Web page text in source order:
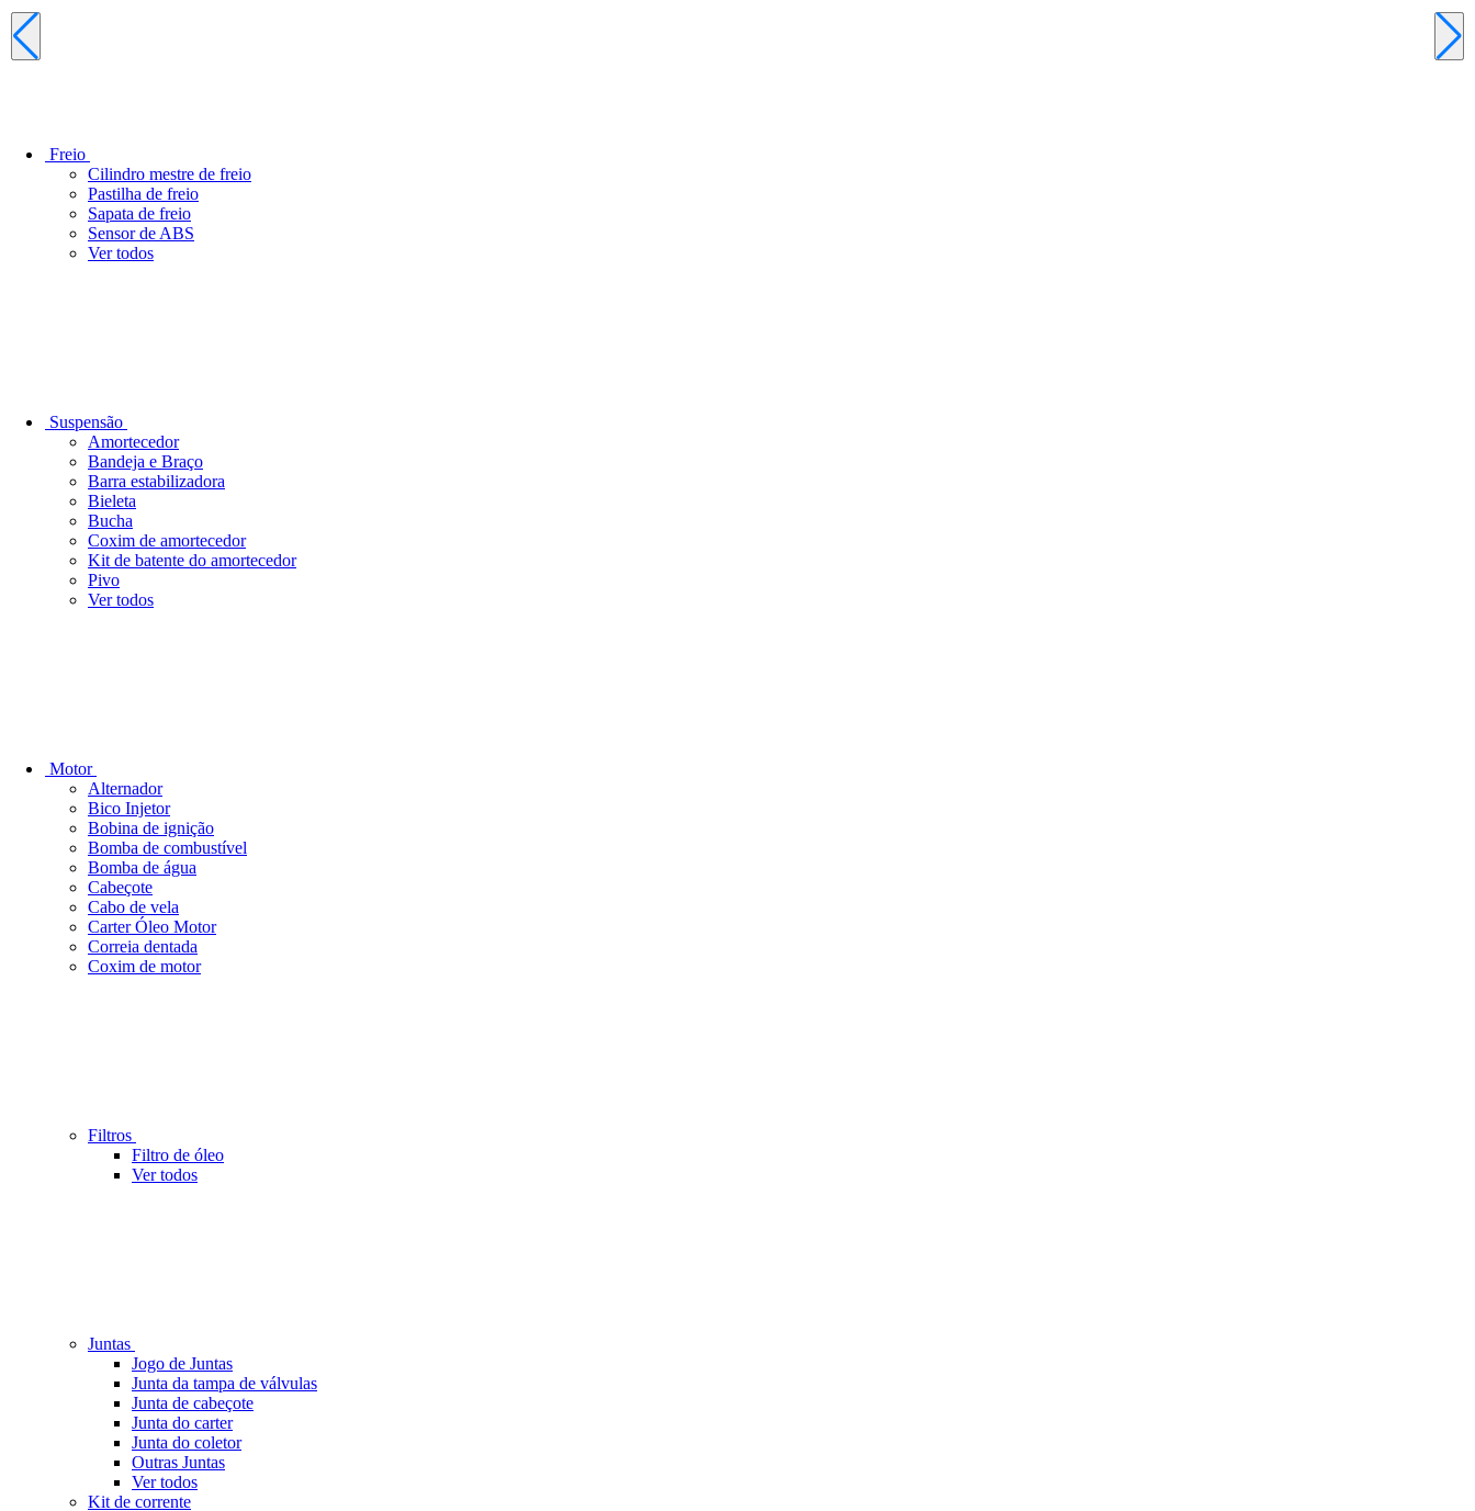
Freio
Cilindro mestre de freio
Pastilha de freio
Sapata de freio
Sensor de ABS
Ver todos
Suspensão
Amortecedor
Bandeja e Braço
Barra estabilizadora
Bieleta
Bucha
Coxim de amortecedor
Kit de batente do amortecedor
Pivo
Ver todos
Motor
Alternador
Bico Injetor
Bobina de ignição
Bomba de combustível
Bomba de água
Cabeçote
Cabo de vela
Carter Óleo Motor
Correia dentada
Coxim de motor
Filtros
Filtro de óleo
Ver todos
Juntas
Jogo de Juntas
Junta da tampa de válvulas
Junta de cabeçote
Junta do carter
Junta do coletor
Outras Juntas
Ver todos
Kit de corrente